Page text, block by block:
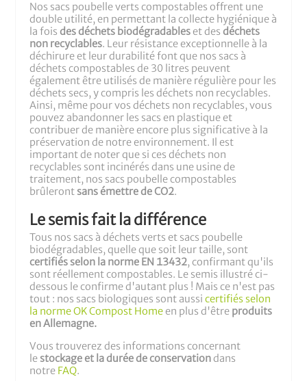
Nos sacs poubelle verts compostables offrent une
double utilité, en permettant la collecte hygiénique à
la foisdes déchets biodégradables et desdéchets
non recyclables. Leur résistance exceptionnelle à la
déchirure et leur durabilité font que nos sacs à
déchets compostables de 30 litres peuvent
également être utilisés de manière régulière pour les
déchets secs, y compris les déchets non recyclables.
Ainsi, même pour vos déchets non recyclables, vous
pouvez abandonner les sacs en plastique et
contribuer de manière encore plus significative à la
préservation de notre environnement. Il est
important de noter que si ces déchets non
recyclables sont incinérés dans une usine de
traitement, nos sacs poubelle compostables
brûleront sans émettre de CO2.
Le semis fait la différence
Tous nos sacs à déchets verts et sacs poubelle
biodégradables, quelle que soit leur taille, sont
certifiés selon la norme EN 13432, confirmant qu'ils
sont réellement compostables. Le semis illustré ci-
dessous le confirme d'autant plus ! Mais ce n'est pas
tout : nos sacs biologiques sont aussicertifiés selon
la norme OK Compost Home en plus d'être produits
en Allemagne.
Vous trouverez des informations concernant
le stockage et la durée de conservationdans
notre FAQ.